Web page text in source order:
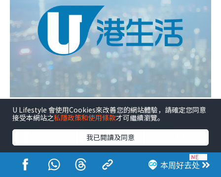
本周好去处
U Lifestyle 會使用Cookies來改善您的網站體驗，請確定您同意
接受本網站之私隱政策和使用條款才可繼續瀏覽。
我已閱讀及同意